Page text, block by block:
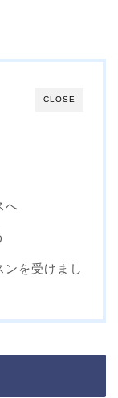
CLOSE
へ
ンを受けまし